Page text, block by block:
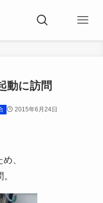
動に訪問
2015年6月24日
、